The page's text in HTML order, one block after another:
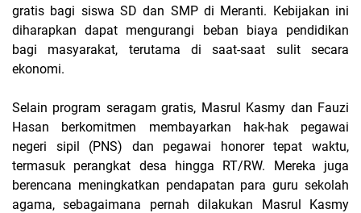
gratis bagi siswa SD dan SMP di Meranti. Kebijakan ini
diharapkan dapat mengurangi beban biaya pendidikan
bagi masyarakat, terutama di saat-saat sulit secara
ekonomi.
Selain program seragam gratis, Masrul Kasmy dan Fauzi
Hasan berkomitmen membayarkan hak-hak pegawai
negeri sipil (PNS) dan pegawai honorer tepat waktu,
termasuk perangkat desa hingga RT/RW. Mereka juga
berencana meningkatkan pendapatan para guru sekolah
agama, sebagaimana pernah dilakukan Masrul Kasmy